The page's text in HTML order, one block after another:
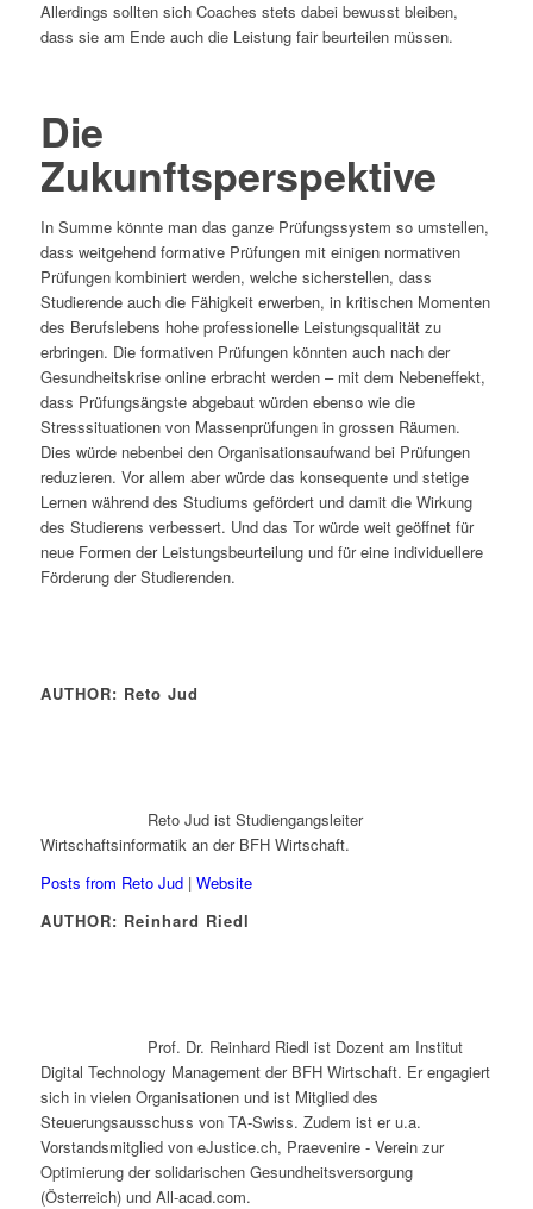
Allerdings sollten sich Coaches stets dabei bewusst bleiben,
dass sie am Ende auch die Leistung fair beurteilen müssen.
Die
Zukunftsperspektive
In Summe könnte man das ganze Prüfungssystem so umstellen,
dass weitgehend formative Prüfungen mit einigen normativen
Prüfungen kombiniert werden, welche sicherstellen, dass
Studierende auch die Fähigkeit erwerben, in kritischen Momenten
des Berufslebens hohe professionelle Leistungsqualität zu
erbringen. Die formativen Prüfungen könnten auch nach der
Gesundheitskrise online erbracht werden – mit dem Nebeneffekt,
dass Prüfungsängste abgebaut würden ebenso wie die
Stresssituationen von Massenprüfungen in grossen Räumen.
Dies würde nebenbei den Organisationsaufwand bei Prüfungen
reduzieren. Vor allem aber würde das konsequente und stetige
Lernen während des Studiums gefördert und damit die Wirkung
des Studierens verbessert. Und das Tor würde weit geöffnet für
neue Formen der Leistungsbeurteilung und für eine individuellere
Förderung der Studierenden.
AUTHOR: Reto Jud
Reto Jud ist Studiengangsleiter
Wirtschaftsinformatik an der BFH Wirtschaft.
Posts from Reto Jud| Website
AUTHOR: Reinhard Riedl
Prof. Dr. Reinhard Riedl ist Dozent am Institut
Digital Technology Management der BFH Wirtschaft. Er engagiert
sich in vielen Organisationen und ist Mitglied des
Steuerungsausschuss von TA-Swiss. Zudem ist er u.a.
Vorstandsmitglied von eJustice.ch, Praevenire - Verein zur
Optimierung der solidarischen Gesundheitsversorgung
(Österreich) und All-acad.com.